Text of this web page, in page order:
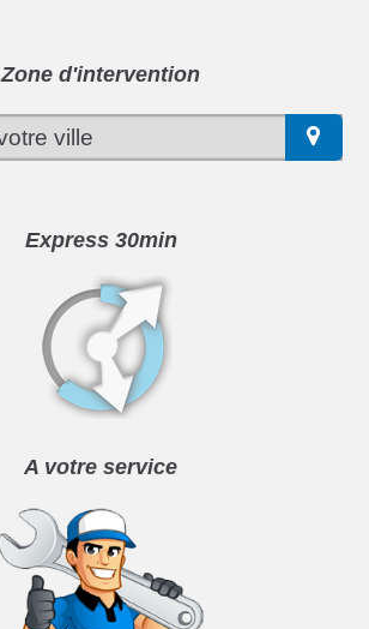
Zone d'intervention
Express 30min
A votre service